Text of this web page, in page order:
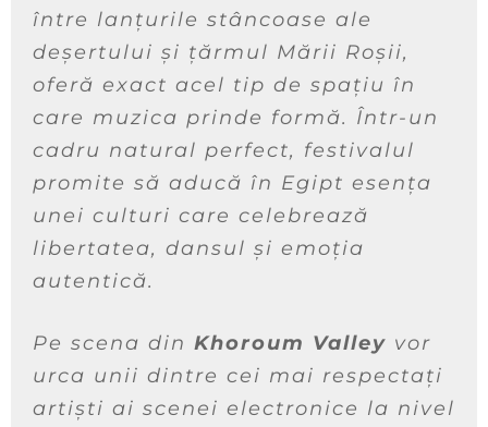
între lanțurile stâncoase ale
deșertului și țărmul Mării Roșii,
oferă exact acel tip de spațiu în
care muzica prinde formă. Într-un
cadru natural perfect, festivalul
promite să aducă în Egipt esența
unei culturi care celebrează
libertatea, dansul și emoția
autentică.
Pe scena din Khoroum Valley vor
urca unii dintre cei mai respectați
artiști ai scenei electronice la nivel